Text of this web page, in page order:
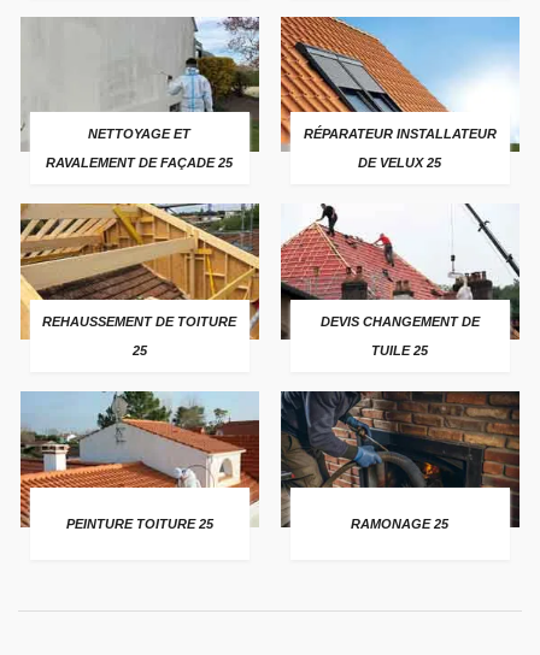
NETTOYAGE ET
RAVALEMENT DE FAÇADE 25
RÉPARATEUR INSTALLATEUR
DE VELUX 25
REHAUSSEMENT DE TOITURE
25
DEVIS CHANGEMENT DE
TUILE 25
PEINTURE TOITURE 25 RAMONAGE 25